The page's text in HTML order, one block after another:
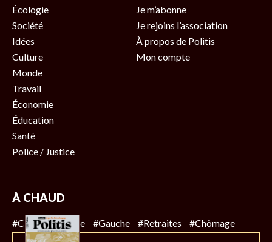
Écologie
Société
Idées
Culture
Monde
Travail
Économie
Éducation
Santé
Police / Justice
Je m’abonne
Je rejoins l’association
À propos de Politis
Mon compte
À CHAUD
#Climat #Police #Gauche #Retraites #Chômage